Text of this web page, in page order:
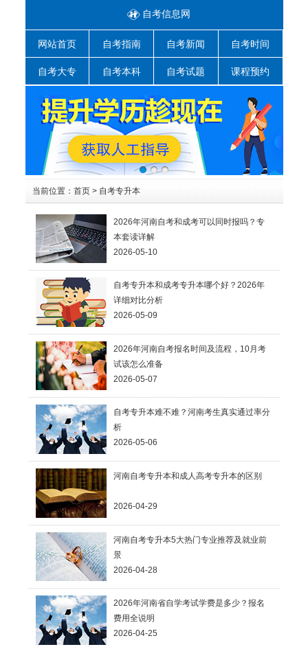
自考信息网
网站首页 自考指南 自考新闻 自考时间
自考大专 自考本科 自考试题 课程预约
当前位置： 首页> 自考专升本
2026年河南自考和成考可以同时报吗？专
本套读详解
2026-05-10
自考专升本和成考专升本哪个好？2026年
详细对比分析
2026-05-09
2026年河南自考报名时间及流程，10月考
试该怎么准备
2026-05-07
自考专升本难不难？河南考生真实通过率分
析
2026-05-06
河南自考专升本和成人高考专升本的区别
2026-04-29
河南自考专升本5大热门专业推荐及就业前
景
2026-04-28
2026年河南省自学考试学费是多少？报名
费用全说明
2026-04-25